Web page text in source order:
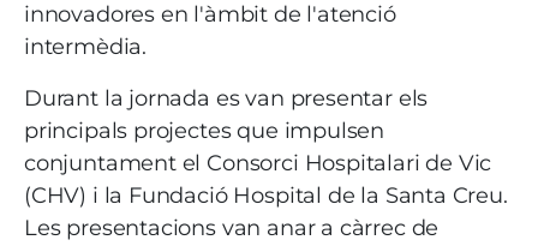
innovadores en l'àmbit de l'atenció
intermèdia.
Durant la jornada es van presentar els
principals projectes que impulsen
conjuntament el Consorci Hospitalari de Vic
(CHV) i la Fundació Hospital de la Santa Creu.
Les presentacions van anar a càrrec de